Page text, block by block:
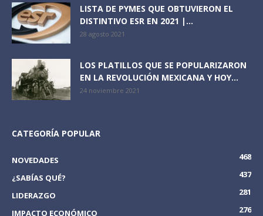
LISTA DE PYMES QUE OBTUVIERON EL
DISTINTIVO ESR EN 2021 |...
28 agosto 2021
LOS PLATILLOS QUE SE POPULARIZARON
EN LA REVOLUCIÓN MEXICANA Y HOY...
24 noviembre 2021
CATEGORÍA POPULAR
NOVEDADES
468
¿SABÍAS QUÉ?
437
LIDERAZGO
281
IMPACTO ECONÓMICO
276